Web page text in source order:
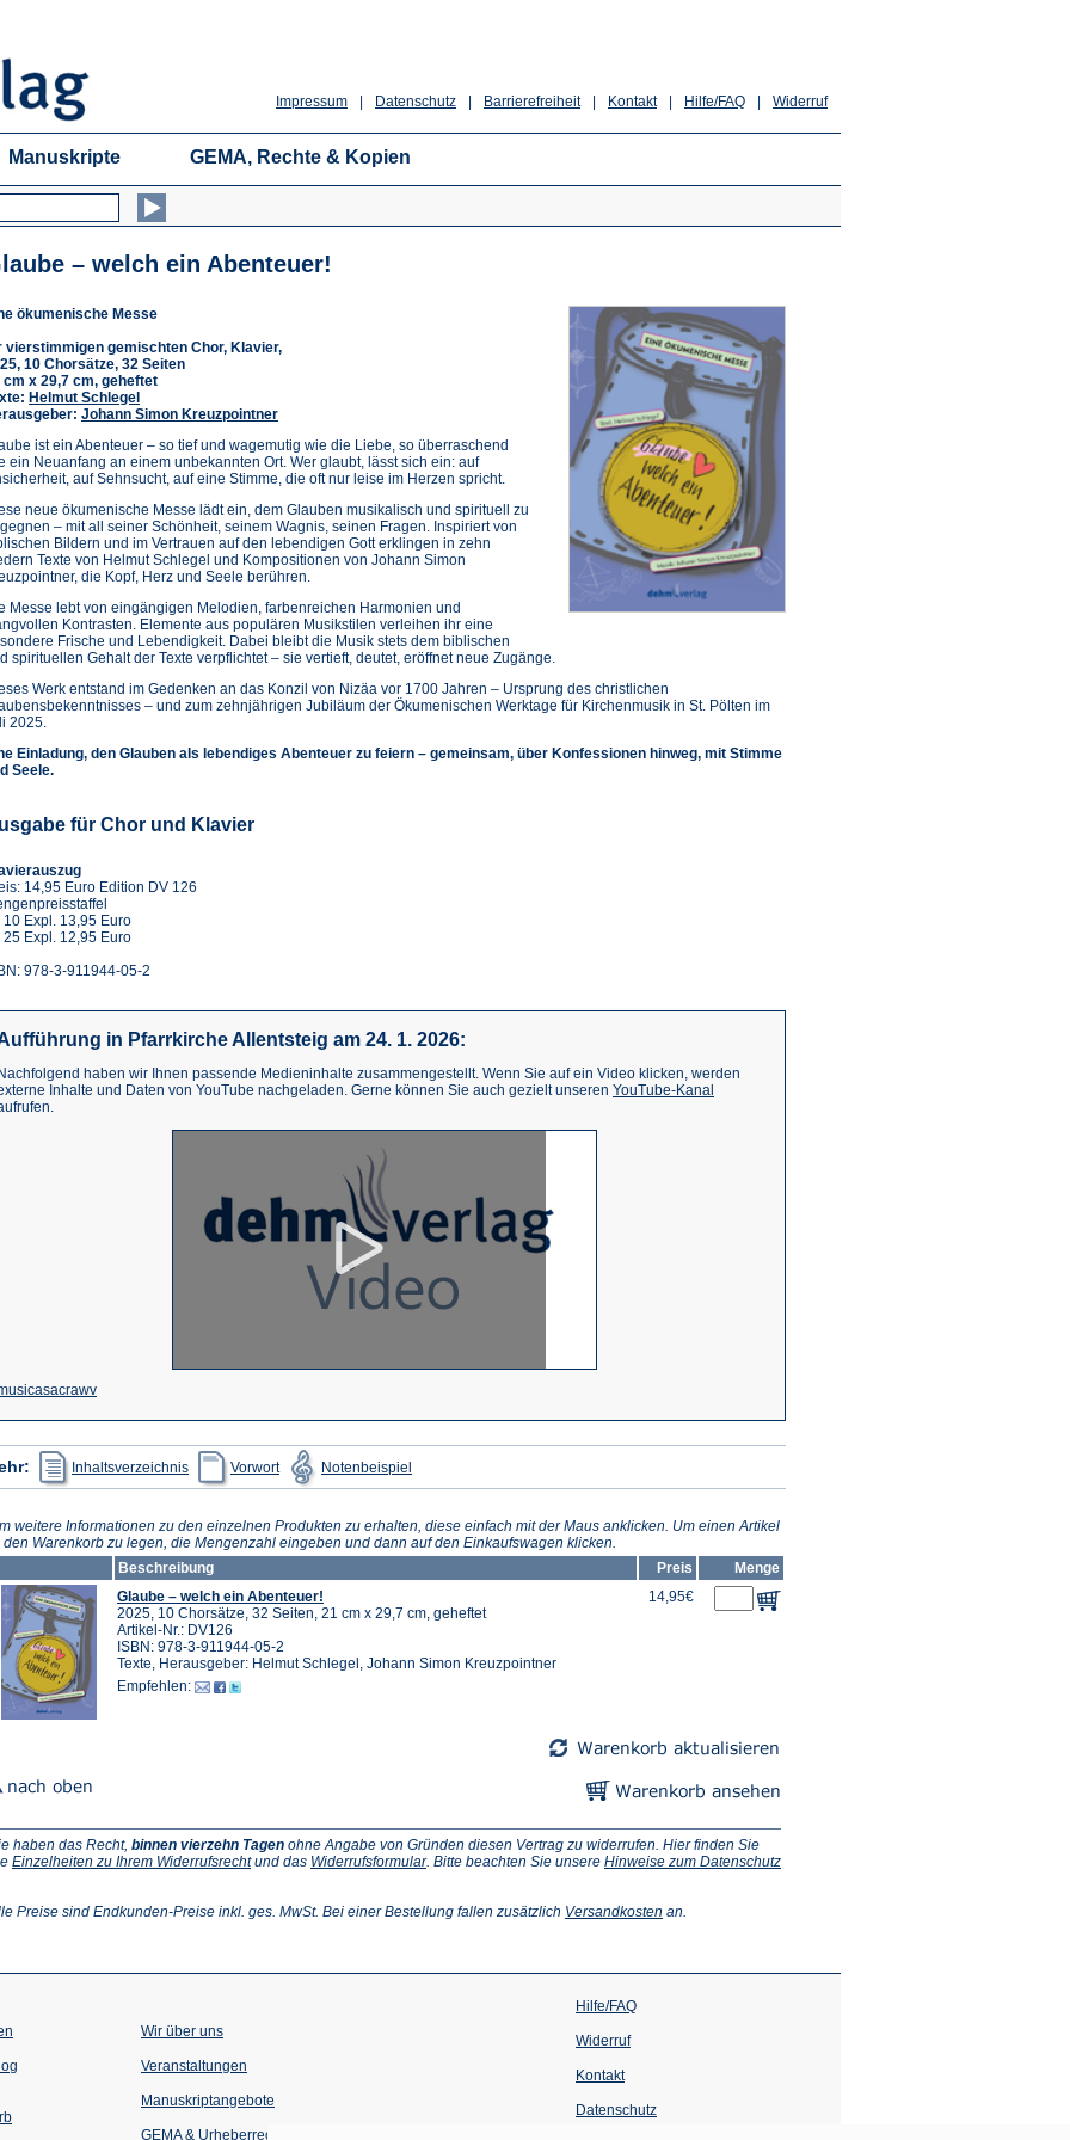
Widerruf
Hilfe/FAQ
Kontakt
Barrierefreiheit
Datenschutz
Impressum
Manuskripte GEMA, Rechte & Kopien
– welch ein Abenteuer!
ökumenische Messe
vierstimmigen gemischten Chor, Klavier,
10 Chorsätze, 32 Seiten
cm x 29,7 cm, geheftet
Helmut Schlegel
Johann Simon Kreuzpointner
ist ein Abenteuer – so tief und wagemutig wie die Liebe, so überraschend
ein Neuanfang an einem unbekannten Ort. Wer glaubt, lässt sich ein: auf
auf Sehnsucht, auf eine Stimme, die oft nur leise im Herzen spricht.
neue ökumenische Messe lädt ein, dem Glauben musikalisch und spirituell zu
– mit all seiner Schönheit, seinem Wagnis, seinen Fragen. Inspiriert von
Bildern und im Vertrauen auf den lebendigen Gott erklingen in zehn
Texte von Helmut Schlegel und Kompositionen von Johann Simon
die Kopf, Herz und Seele berühren.
Messe lebt von eingängigen Melodien, farbenreichen Harmonien und
Kontrasten. Elemente aus populären Musikstilen verleihen ihr eine
Frische und Lebendigkeit. Dabei bleibt die Musik stets dem biblischen
spirituellen Gehalt der Texte verpflichtet – sie vertieft, deutet, eröffnet neue Zugänge.
Werk entstand im Gedenken an das Konzil von Nizäa vor 1700 Jahren – Ursprung des christlichen
– und zum zehnjährigen Jubiläum der Ökumenischen Werktage für Kirchenmusik in St. Pölten im
2025.
Einladung, den Glauben als lebendiges Abenteuer zu feiern – gemeinsam, über Konfessionen hinweg, mit Stimme
Seele.
für Chor und Klavier
14,95 Euro Edition DV 126
10 Expl. 13,95 Euro
25 Expl. 12,95 Euro
978-3-911944-05-2
in Pfarrkirche Allentsteig am 24. 1. 2026:
Nachfolgend haben wir Ihnen passende Medieninhalte zusammengestellt. Wenn Sie auf ein Video klicken, werden
Inhalte und Daten von YouTube nachgeladen. Gerne können Sie auch gezielt unseren YouTube-Kanal
(Öffnet
in
einem
neuen
Inhaltsverzeichnis
(Öffnet
in
einem
Tab)
Vorwort
(Öffnet
in
einem
Tab)
Notenbeispiel in
einem
Tab)
weitere Informationen zu den einzelnen Produkten zu erhalten, diese einfach mit der Maus anklicken. Um einen Artikel
den Warenkorb zu legen, die Mengenzahl eingeben und dann auf den Einkaufswagen klicken.
Beschreibung
Preis
Menge
Glaube – welch ein Abenteuer!
2025, 10 Chorsätze, 32 Seiten, 21 cm x 29,7 cm, geheftet
Artikel-Nr.: DV126
ISBN: 978-3-911944-05-2
Texte, Herausgeber: Helmut Schlegel, Johann Simon Kreuzpointner
Empfehlen:
14,95€
haben das Recht, binnen vierzehn Tagen ohne Angabe von Gründen diesen Vertrag zu widerrufen. Hier finden Sie
Einzelheiten zu Ihrem Widerrufsrecht(Öffnet
neuen
und das Widerrufsformular(Öffnet
neuen
. Bitte beachten Sie unsere Hinweise zum Datenschutz
Preise sind Endkunden-Preise inkl. ges. MwSt. Bei einer Bestellung fallen zusätzlich Versandkosten (Öffnet
Tab)
an.
Wir über uns
Veranstaltungen
einem
Tab)
Manuskriptangebote
GEMA & Urheberrecht
Hilfe/FAQ
Widerruf
Kontakt
Datenschutz